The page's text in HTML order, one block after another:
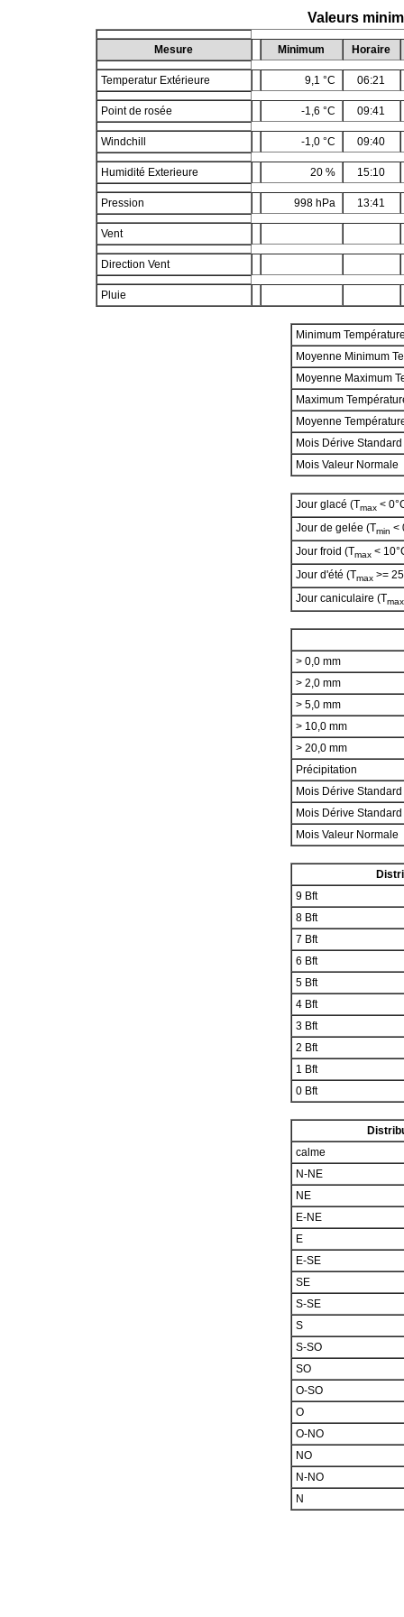
Valeurs
Mesure Minimum Horaire
Temperatur Extérieure 9,1 °C 06:21
Point de rosée -1,6 °C 09:41
Windchill -1,0 °C 09:40
Humidité Exterieure 20 % 15:10
Pression 998 hPa 13:41
Vent
Direction Vent
Pluie
Minimum
Moyenne Minimum
Moyenne Maximum
Maximum
Moyenne
Mois Dérive Standard
Mois Valeur Normale
Jour glacé (Tmax<
Jour de gelée (Tmin <
Jour froid (Tmax<
Jour d'été (Tmax>=
Jour caniculaire (Tmax
> 0,0 mm
> 2,0 mm
> 5,0 mm
> 10,0 mm
> 20,0 mm
Précipitation
Mois Dérive Standard
Mois Dérive Standard
Mois Valeur Normale
9 Bft
8 Bft
7 Bft
6 Bft
5 Bft
4 Bft
3 Bft
2 Bft
1 Bft
0 Bft
calme
N-NE
NE
E-NE
E
E-SE
SE
S-SE
S
S-SO
SO
O-SO
O
O-NO
NO
N-NO
N